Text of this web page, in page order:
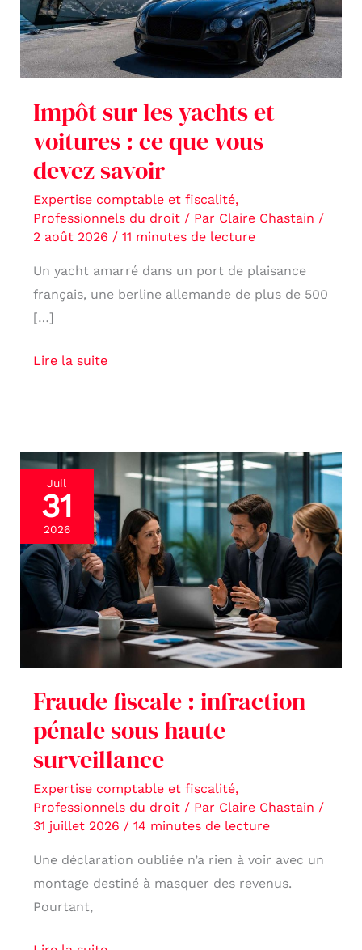
Impôt sur les yachts et
voitures : ce que vous
devez savoir
Expertise comptable et fiscalité,
Professionnels du droit/ Par Claire Chastain /
2 août 2026 / 11 minutes de lecture
Un yacht amarré dans un port de plaisance
français, une berline allemande de plus de 500
[…]
voitures
:
ce
que
vous
devez
savoir
Lire la suite
Juil
31
2026
Fraude fiscale : infraction
pénale sous haute
surveillance
Expertise comptable et fiscalité,
Professionnels du droit/ Par Claire Chastain /
31 juillet 2026 / 14 minutes de lecture
Une déclaration oubliée n’a rien à voir avec un
montage destiné à masquer des revenus.
Pourtant,
Fraude
fiscale
infraction
pénale
sous
haute
surveillance